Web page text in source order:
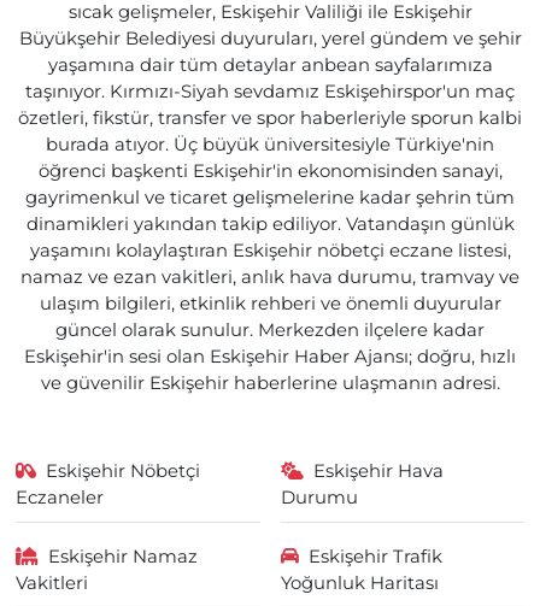
sıcak gelişmeler, Eskişehir Valiliği ile Eskişehir
Büyükşehir Belediyesi duyuruları, yerel gündem ve şehir
yaşamına dair tüm detaylar anbean sayfalarımıza
taşınıyor. Kırmızı-Siyah sevdamız Eskişehirspor'un maç
özetleri, fikstür, transfer ve spor haberleriyle sporun kalbi
burada atıyor. Üç büyük üniversitesiyle Türkiye'nin
öğrenci başkenti Eskişehir'in ekonomisinden sanayi,
gayrimenkul ve ticaret gelişmelerine kadar şehrin tüm
dinamikleri yakından takip ediliyor. Vatandaşın günlük
yaşamını kolaylaştıran Eskişehir nöbetçi eczane listesi,
namaz ve ezan vakitleri, anlık hava durumu, tramvay ve
ulaşım bilgileri, etkinlik rehberi ve önemli duyurular
güncel olarak sunulur. Merkezden ilçelere kadar
Eskişehir'in sesi olan Eskişehir Haber Ajansı; doğru, hızlı
ve güvenilir Eskişehir haberlerine ulaşmanın adresi.
Eskişehir Nöbetçi
Eczaneler
Eskişehir Hava
Durumu
Eskişehir Namaz
Vakitleri
Eskişehir Trafik
Yoğunluk Haritası